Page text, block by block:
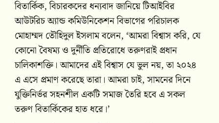
বিতার্কিক, বিচারকদের ধন্যবাদ জানিয়ে টিআইবির
আউটরিচ অ্যান্ড কমিউনিকেশন বিভাগের পরিচালক
মোহাম্মদ তৌহিদুল ইসলাম বলেন, ‘আমরা বিশ্বাস করি, যে
কোনো বৈষম্য ও দুর্নীতি প্রতিরোধে তরুণরাই প্রধান
চালিকাশক্তি। আমাদের এই বিশ্বাস যে ভুল নয়, তা ২০২৪
এ এসে প্রমাণ করেছে তারা। আমরা চাই, সামনের দিনে
যুক্তিনির্ভর সহনশীল একটি সমাজ তৈরি হবে এ সকল
তরুণ বিতার্কিকের হাত ধরে।’